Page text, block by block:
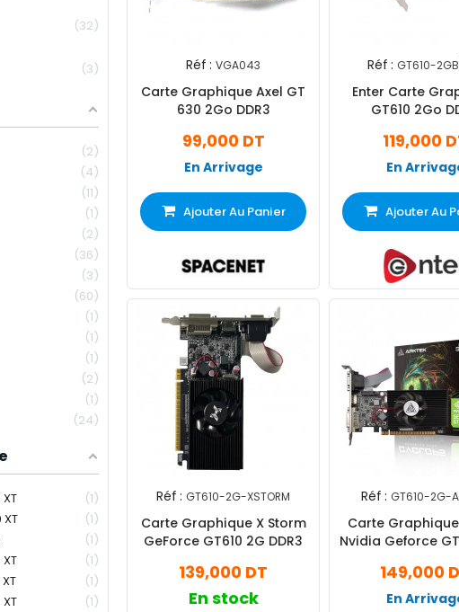
32
3
2
4
11
1
2
36
3
60
1
1
1
2
1
24
1
1
1
1
1
1
Réf : VGA043
Carte Graphique Axel GT
630 2Go DDR3
99,000 DT
En Arrivage
Ajouter Au Panier
Réf : GT610-
Enter Carte
GT610 2Go
119,000
En
Ajouter Au
Réf : GT610-2G-XSTORM
Carte Graphique X Storm
GeForce GT610 2G DDR3
139,000 DT
En stock
Réf : GT610-2G-
Carte
Nvidia Geforce
149,000
En